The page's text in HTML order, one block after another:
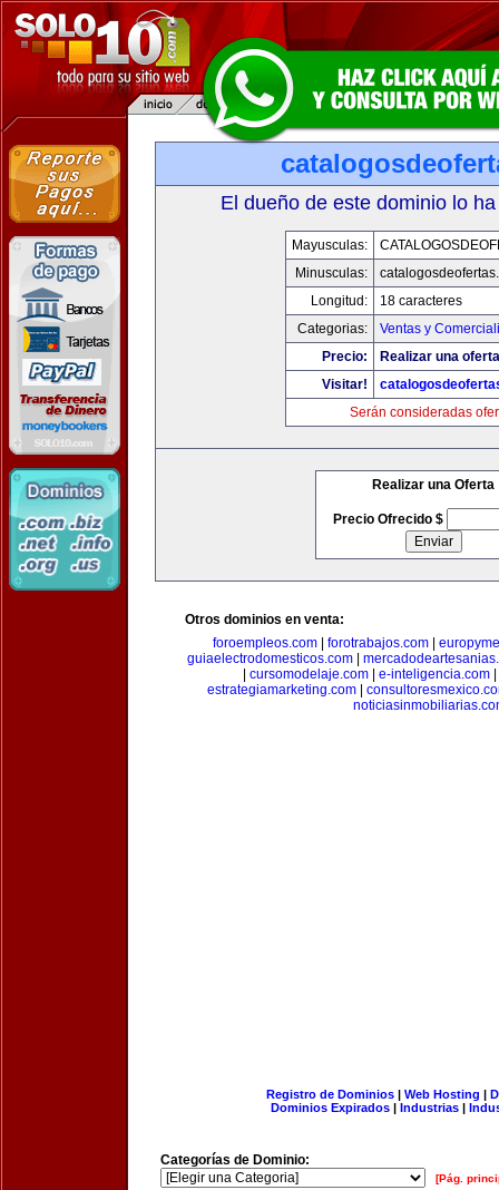
El dueño de este dominio lo
Mayusculas:
Minusculas:
Longitud:
18 caracteres
Categorias:
Ventas y
Precio:
Realizar una
Visitar!
Serán consideradas
Realizar una Oferta
Precio Ofrecido $
Otros dominios en venta:
foroempleos.com
forotrabajos.com
guiaelectrodomesticos.com
cursomodelaje.com| e-inteligencia.com|
estrategiamarketing.com|
Registro de Dominios| Web Hosting |
Dominios Expirados | Industrias |
Categorías de Dominio:
[Pág.